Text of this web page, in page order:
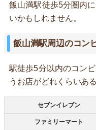
飯山満駅徒歩5分圏内
いかもしれません。
飯山満駅周辺のコン
駅徒歩5分以内のコン
うお店がどれくらいあ
セブンイレブン
ファミリーマート